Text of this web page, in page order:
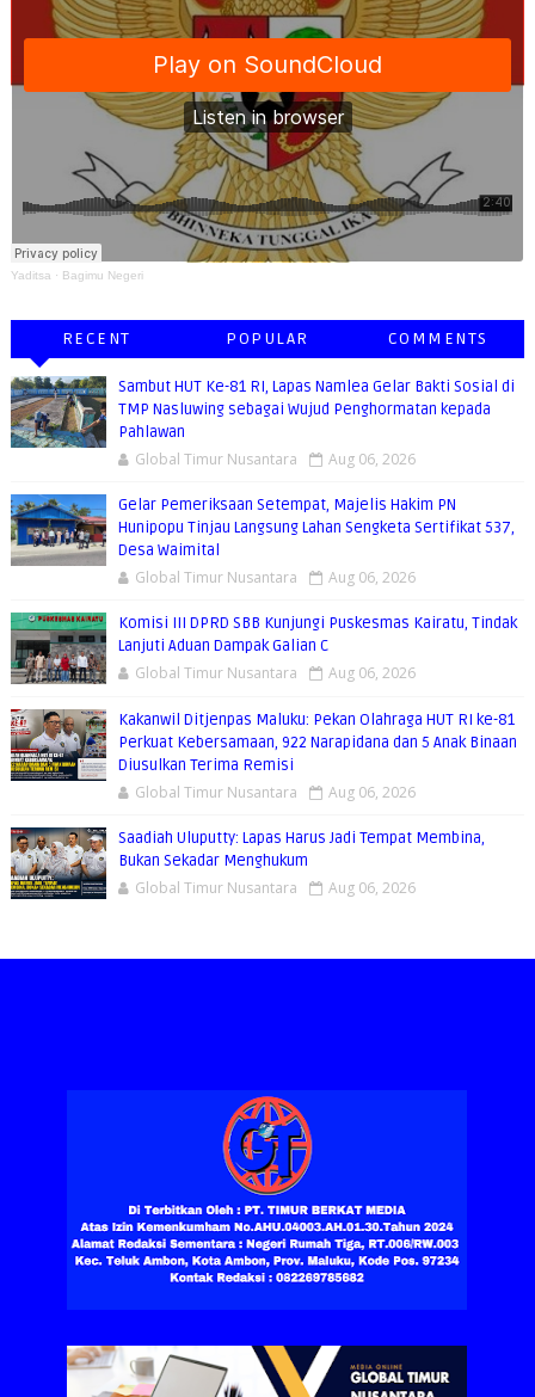
Yaditsa · Bagimu Negeri
RECENT POPULAR COMMENTS
Sambut HUT Ke-81 RI, Lapas Namlea Gelar Bakti Sosial di
TMP Nasluwing sebagai Wujud Penghormatan kepada
Pahlawan
Global Timur Nusantara Aug 06, 2026
Gelar Pemeriksaan Setempat, Majelis Hakim PN
Hunipopu Tinjau Langsung Lahan Sengketa Sertifikat 537,
Desa Waimital
Global Timur Nusantara Aug 06, 2026
Komisi III DPRD SBB Kunjungi Puskesmas Kairatu, Tindak
Lanjuti Aduan Dampak Galian C
Global Timur Nusantara Aug 06, 2026
Kakanwil Ditjenpas Maluku: Pekan Olahraga HUT RI ke-81
Perkuat Kebersamaan, 922 Narapidana dan 5 Anak Binaan
Diusulkan Terima Remisi
Global Timur Nusantara Aug 06, 2026
Saadiah Uluputty: Lapas Harus Jadi Tempat Membina,
Bukan Sekadar Menghukum
Global Timur Nusantara Aug 06, 2026